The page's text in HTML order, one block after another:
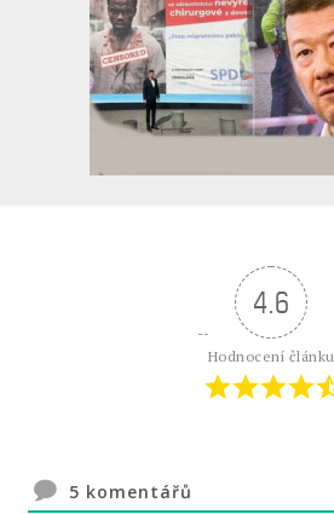
4.6
Hodnocení článku
5 komentářů